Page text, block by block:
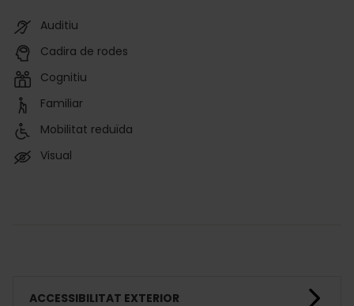
Auditiu
Cadira de rodes
Cognitiu
Familiar
Mobilitat reduïda
Visual
ACCESSIBILITAT EXTERIOR